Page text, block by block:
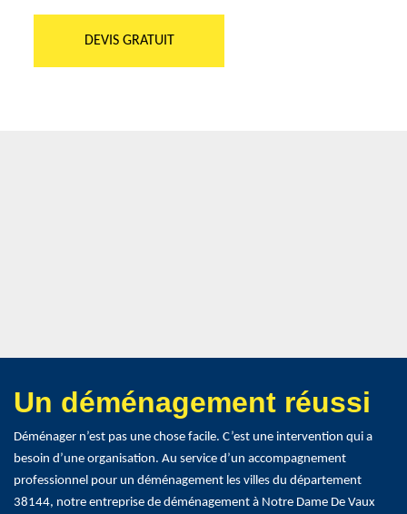
DEVIS GRATUIT
Un déménagement réussi
Déménager n’est pas une chose facile. C’est une intervention qui a
besoin d’une organisation. Au service d’un accompagnement
professionnel pour un déménagement les villes du département
38144, notre entreprise de déménagement à Notre Dame De Vaux